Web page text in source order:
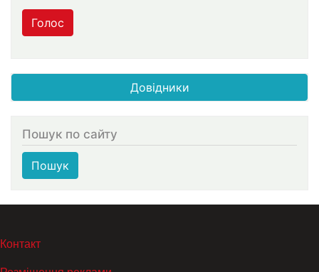
Голос
Довідники
Пошук по сайту
Пошук
МЕНЮ В ПОДВАЛЕ
Контакт